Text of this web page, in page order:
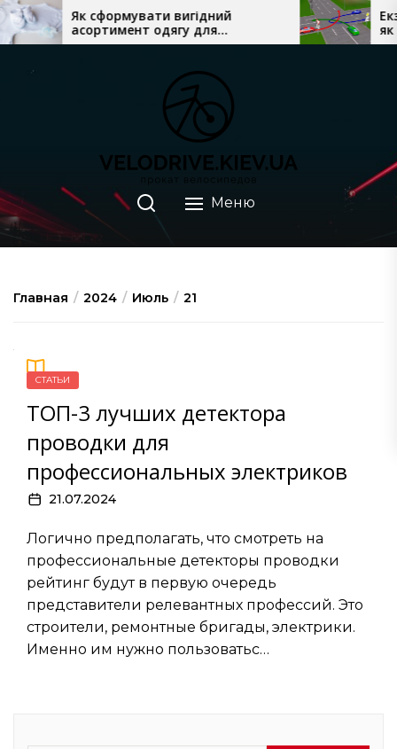
ПерейтиЯк сформувати вигідний
асортимент одягу для
новонароджених у магазині
як
здати з
Меню
Главная 2024 Июль 21
СТАТЬИ
ТОП-3 лучших детектора
проводки для
профессиональных электриков
21.07.2024
Логично предполагать, что смотреть на
профессиональные детекторы проводки
рейтинг будут в первую очередь
представители релевантных профессий. Это
строители, ремонтные бригады, электрики.
Именно им нужно пользоватьс…